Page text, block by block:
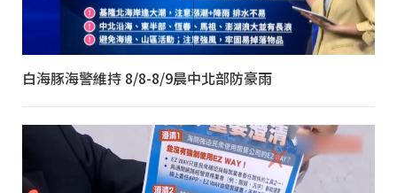
白海豚海警維持 8/8-8/9晨中北部防豪雨